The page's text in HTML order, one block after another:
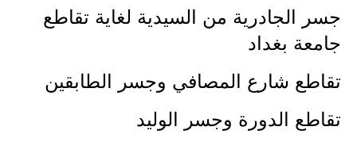
المرحلة المتوسطة
اسئلة وزارية
المرحلة الابتدائية
جسر الجادرية من السيدية لغاية تقاطع
جامعة بغداد
تقاطع شارع المصافي وجسر الطابقين
تقاطع الدورة وجسر الوليد